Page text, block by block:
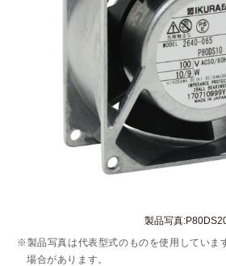
製品写真
※製品写真は代表型式のものを使用していま
場合があります。